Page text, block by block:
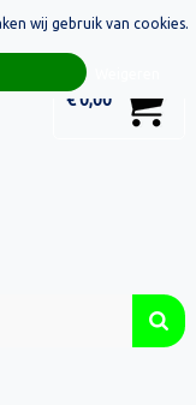
€ 0,00
wij gebruik van cookies.